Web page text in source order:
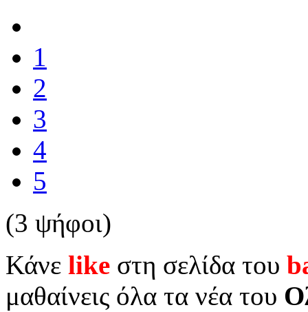
1
2
3
4
5
(3 ψήφοι)
Κάνε like στη σελίδα του
μαθαίνεις όλα τα νέα του